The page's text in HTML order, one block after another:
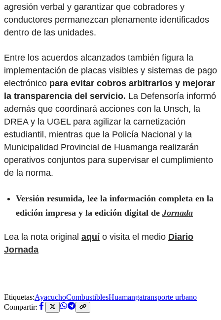
agresión verbal y garantizar que cobradores y
conductores permanezcan plenamente identificados
dentro de las unidades.
Entre los acuerdos alcanzados también figura la
implementación de placas visibles y sistemas de pago
electrónico para evitar cobros arbitrarios y mejorar
la transparencia del servicio. La Defensoría informó
además que coordinará acciones con la Unsch, la
DREA y la UGEL para agilizar la carnetización
estudiantil, mientras que la Policía Nacional y la
Municipalidad Provincial de Huamanga realizarán
operativos conjuntos para supervisar el cumplimiento
de la norma.
Versión resumida, lee la información completa en la
edición impresa y la edición digital de Jornada
Lea la nota original aquío visita el medio Diario
Jornada
Etiquetas:AyacuchoCombustiblesHuamangatransporte urbano
Compartir: